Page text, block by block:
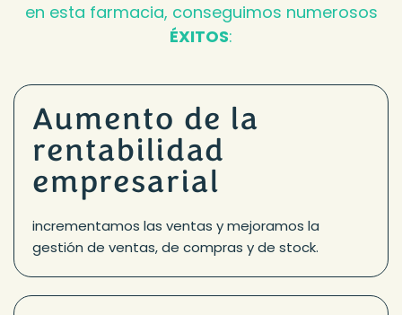
en esta farmacia, conseguimos numerosos
ÉXITOS:
Aumento de la
rentabilidad
empresarial
incrementamos las ventas y mejoramos la
gestión de ventas, de compras y de stock.